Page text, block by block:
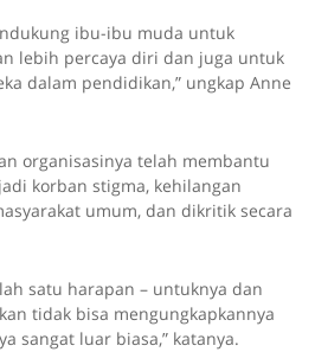
ibu-ibu muda untuk
lebih percaya diri dan juga untuk
dalam pendidikan,” ungkap Anne
organisasinya telah membantu
korban stigma, kehilangan
umum, dan dikritik secara
satu harapan – untuknya dan
tidak bisa mengungkapkannya
sangat luar biasa,” katanya.